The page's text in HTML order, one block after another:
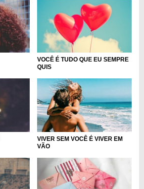
VOCÊ É TUDO QUE EU SEMPRE
QUIS
VIVER SEM VOCÊ É VIVER EM
VÃO